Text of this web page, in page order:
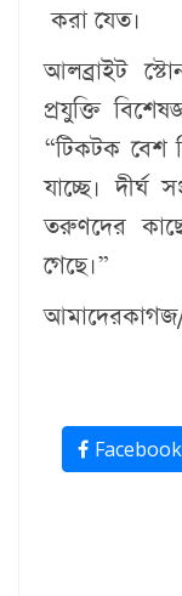
করা যেত।
আলব্রাইট
প্রযুক্তি
“টিকটক বেশ
যাচ্ছে। দীর্ঘ
তরুণদের
গেছে।”
Facebook